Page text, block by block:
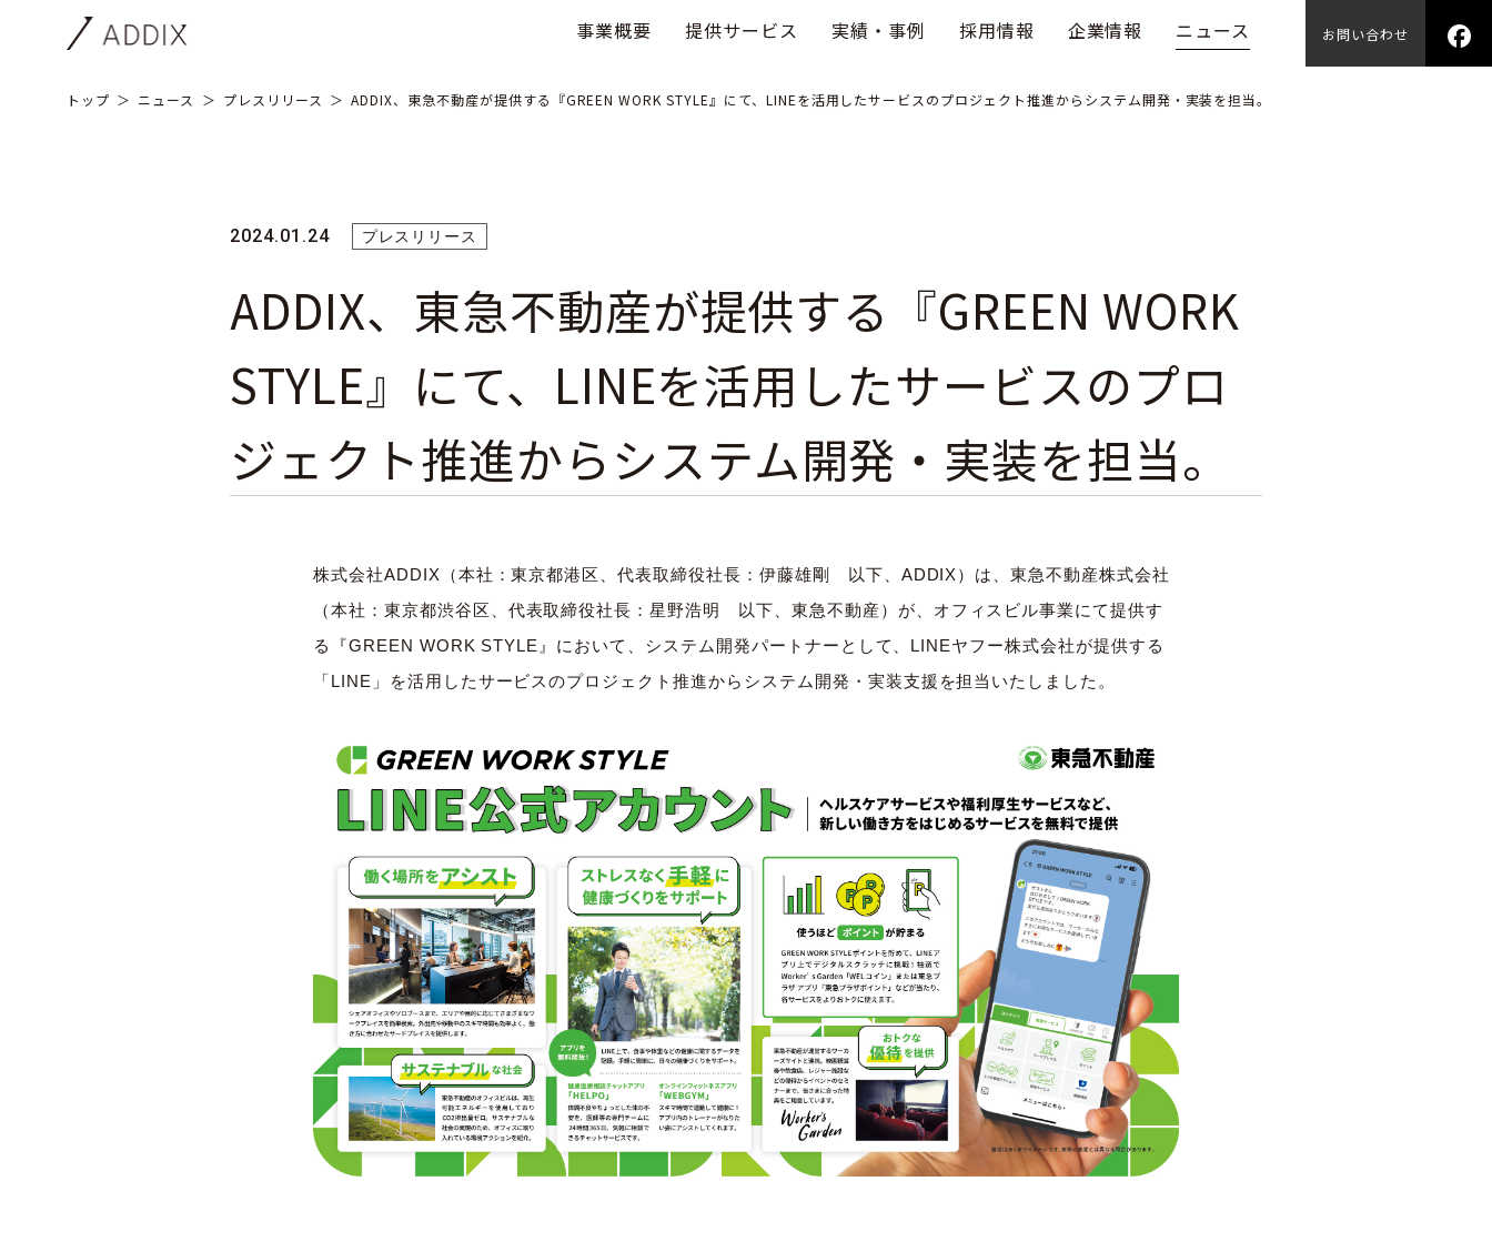
事業概要 提供サービス 実績・事例 採用情報 企業情報 ニュース お問い合わせ
トップ ニュース プレスリリース ADDIX、東急不動産が提供する『GREEN WORK STYLE』にて、LINEを活用したサービスのプロジェクト推進からシステム開発・実装を担当。
2024.01.24 プレスリリース
ADDIX、東急不動産が提供する『GREEN WORK
STYLE』にて、LINEを活用したサービスのプロ
ジェクト推進からシステム開発・実装を担当。
株式会社ADDIX（本社：東京都港区、代表取締役社長：伊藤雄剛 以下、ADDIX）は、東急不動産株式会社
（本社：東京都渋谷区、代表取締役社長：星野浩明 以下、東急不動産）が、オフィスビル事業にて提供す
る『GREEN WORK STYLE』において、システム開発パートナーとして、LINEヤフー株式会社が提供する
「LINE」を活用したサービスのプロジェクト推進からシステム開発・実装支援を担当いたしました。